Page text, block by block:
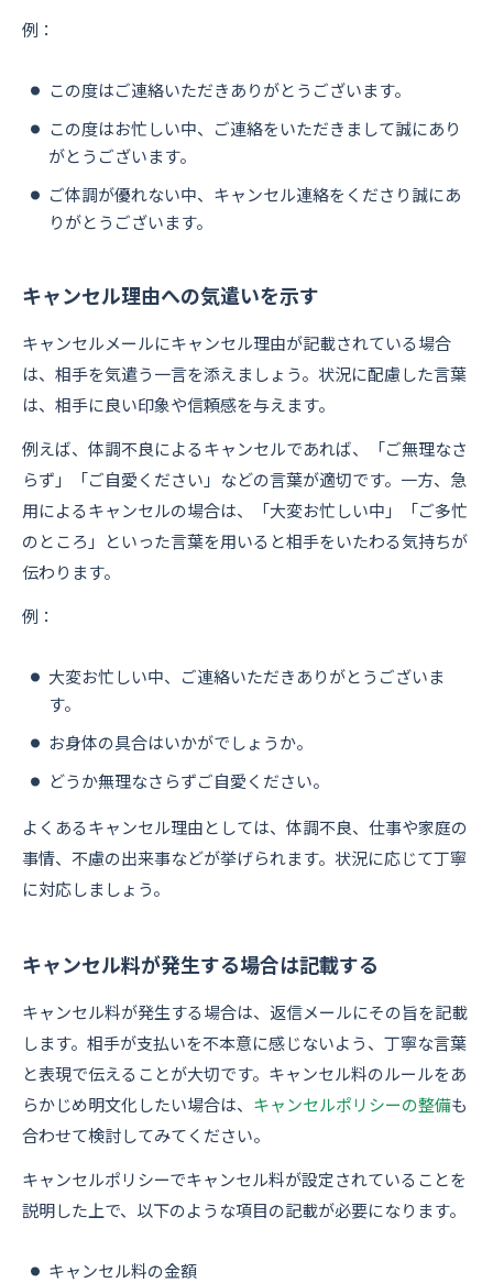
例：
この度はご連絡いただきありがとうございます。
この度はお忙しい中、ご連絡をいただきまして誠にあり
がとうございます。
ご体調が優れない中、キャンセル連絡をくださり誠にあ
りがとうございます。
キャンセル理由への気遣いを示す
キャンセルメールにキャンセル理由が記載されている場合
は、相手を気遣う一言を添えましょう。状況に配慮した言葉
は、相手に良い印象や信頼感を与えます。
例えば、体調不良によるキャンセルであれば、「ご無理なさ
らず」「ご自愛ください」などの言葉が適切です。一方、急
用によるキャンセルの場合は、「大変お忙しい中」「ご多忙
のところ」といった言葉を用いると相手をいたわる気持ちが
伝わります。
例：
大変お忙しい中、ご連絡いただきありがとうございま
す。
お身体の具合はいかがでしょうか。
どうか無理なさらずご自愛ください。
よくあるキャンセル理由としては、体調不良、仕事や家庭の
事情、不慮の出来事などが挙げられます。状況に応じて丁寧
に対応しましょう。
キャンセル料が発生する場合は記載する
キャンセル料が発生する場合は、返信メールにその旨を記載
します。相手が支払いを不本意に感じないよう、丁寧な言葉
と表現で伝えることが大切です。キャンセル料のルールをあ
らかじめ明文化したい場合は、 キャンセルポリシーの整備も
合わせて検討してみてください。
キャンセルポリシーでキャンセル料が設定されていることを
説明した上で、以下のような項目の記載が必要になります。
キャンセル料の金額